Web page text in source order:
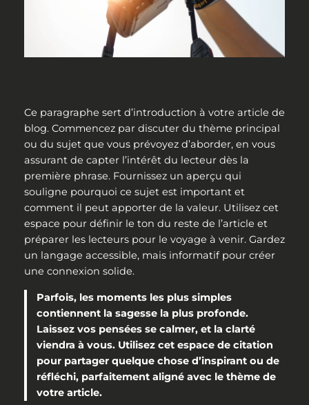
Ce paragraphe sert d’introduction à votre article de
blog. Commencez par discuter du thème principal
ou du sujet que vous prévoyez d’aborder, en vous
assurant de capter l’intérêt du lecteur dès la
première phrase. Fournissez un aperçu qui
souligne pourquoi ce sujet est important et
comment il peut apporter de la valeur. Utilisez cet
espace pour définir le ton du reste de l’article et
préparer les lecteurs pour le voyage à venir. Gardez
un langage accessible, mais informatif pour créer
une connexion solide.
Parfois, les moments les plus simples
contiennent la sagesse la plus profonde.
Laissez vos pensées se calmer, et la clarté
viendra à vous. Utilisez cet espace de citation
pour partager quelque chose d’inspirant ou de
réfléchi, parfaitement aligné avec le thème de
votre article.